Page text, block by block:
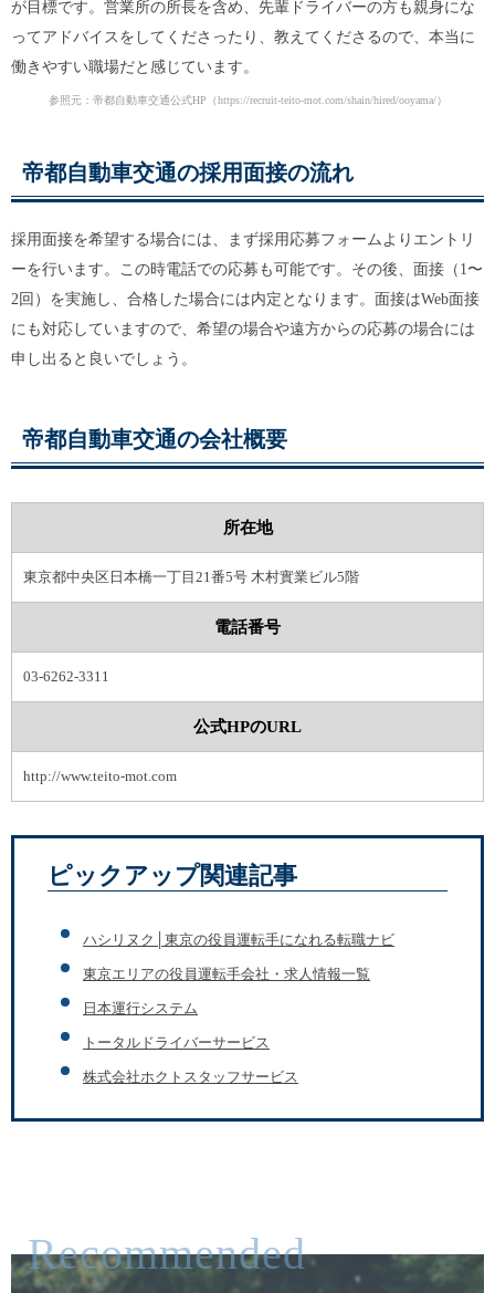
が目標です。営業所の所長を含め、先輩ドライバーの方も親身にな
ってアドバイスをしてくださったり、教えてくださるので、本当に
働きやすい職場だと感じています。
参照元：帝都自動車交通公式HP（https://recruit-teito-mot.com/shain/hired/ooyama/）
帝都自動車交通の採用面接の流れ
採用面接を希望する場合には、まず採用応募フォームよりエントリ
ーを行います。この時電話での応募も可能です。その後、面接（1〜
2回）を実施し、合格した場合には内定となります。面接はWeb面接
にも対応していますので、希望の場合や遠方からの応募の場合には
申し出ると良いでしょう。
帝都自動車交通の会社概要
所在地
東京都中央区日本橋一丁目21番5号 木村實業ビル5階
電話番号
03-6262-3311
公式HPのURL
http://www.teito-mot.com
ピックアップ関連記事
ハシリヌク│東京の役員運転手になれる転職ナビ
東京エリアの役員運転手会社・求人情報一覧
日本運行システム
トータルドライバーサービス
株式会社ホクトスタッフサービス
Recommended